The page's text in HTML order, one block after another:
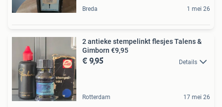
Breda 1 mei 26
2 antieke stempelinkt flesjes Talens &
Gimborn €9,95
€ 9,95 Details
Rotterdam 17 mei 26